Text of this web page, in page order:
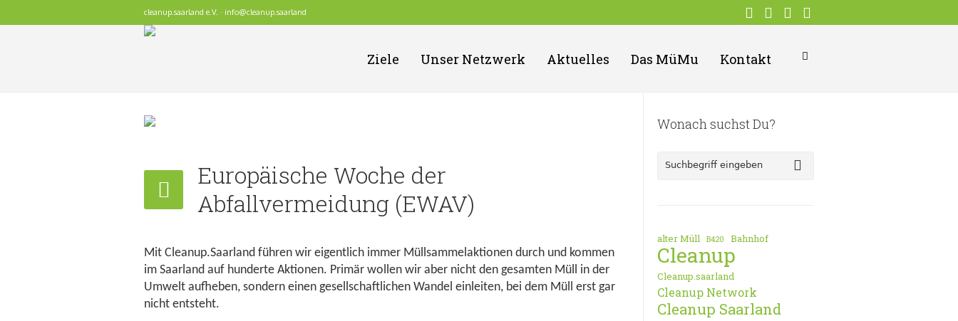
cleanup.saarland e.V. · info@cleanup.saarland
Ziele Unser Netzwerk Aktuelles Das MüMu Kontakt
Europäische Woche der
Abfallvermeidung (EWAV)
Mit Cleanup.Saarland führen wir eigentlich immer Müllsammelaktionen durch und kommen
im Saarland auf hunderte Aktionen. Primär wollen wir aber nicht den gesamten Müll in der
Umwelt aufheben, sondern einen gesellschaftlichen Wandel einleiten, bei dem Müll erst gar
nicht entsteht.
Wonach suchst Du?
alter Müll B420 Bahnhof
Cleanup
Cleanup.saarland
Cleanup Network
Cleanup Saarland